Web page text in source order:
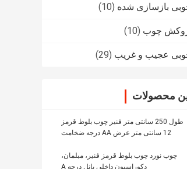
بازسازی شده (10)
روکش چوب (10)
عجیب و غریب (29)
محصولات
طول 250 سانتی متر فنیر چوب بلوط قرمز
12 سانتی متر عرض AA درجه ضخامت
چوب نورد چوب بلوط قرمز فنیر، مبلمان،
دکوراسیون داخلی پانل درجه A